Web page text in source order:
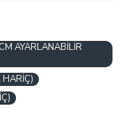
AYARLANABİLİR
HARİÇ)